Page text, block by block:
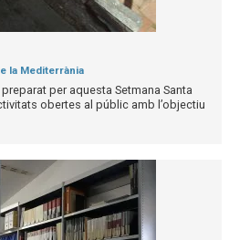
la Mediterrània
per aquesta Setmana Santa
obertes al públic amb l’objectiu